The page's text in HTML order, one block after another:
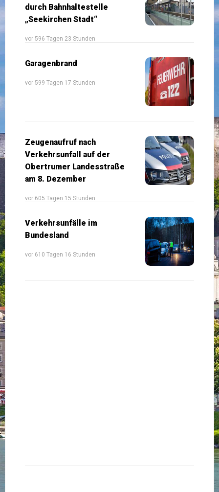
durch Bahnhaltestelle
„Seekirchen Stadt“
vor 596 Tagen 23 Stunden
Garagenbrand
vor 599 Tagen 17 Stunden
Zeugenaufruf nach
Verkehrsunfall auf der
Obertrumer Landesstraße
am 8. Dezember
vor 605 Tagen 15 Stunden
Verkehrsunfälle im
Bundesland
vor 610 Tagen 16 Stunden